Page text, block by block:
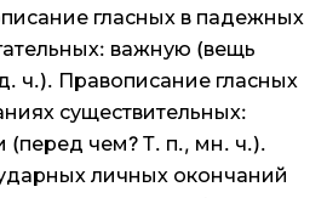
гласных в падежных
важную (вещь
ч.). Правописание гласных
существительных:
(перед чем? Т. п., мн. ч.).
личных окончаний